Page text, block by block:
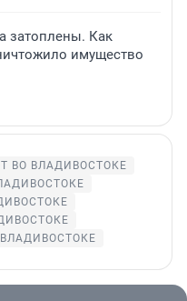
затоплены. Как
имущество
ВО ВЛАДИВОСТОКЕ